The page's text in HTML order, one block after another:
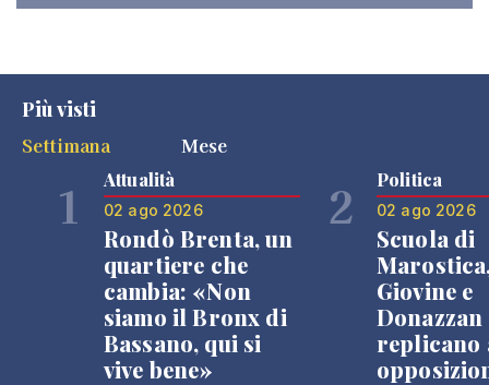
Più visti
Settimana
Mese
1 Attualità
02 ago 2026
Rondò Brenta, un
quartiere che
cambia: «Non
siamo il Bronx di
Bassano, qui si
vive bene»
2 Politica
02 ago 2026
Scuola di
Giovine e
Donazzan
replicano